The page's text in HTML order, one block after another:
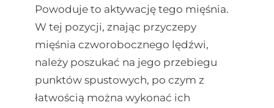
Powoduje to aktywację tego mięśnia.
W tej pozycji, znając przyczepy
mięśnia czworobocznego lędźwi,
należy poszukać na jego przebiegu
punktów spustowych, po czym z
łatwością można wykonać ich